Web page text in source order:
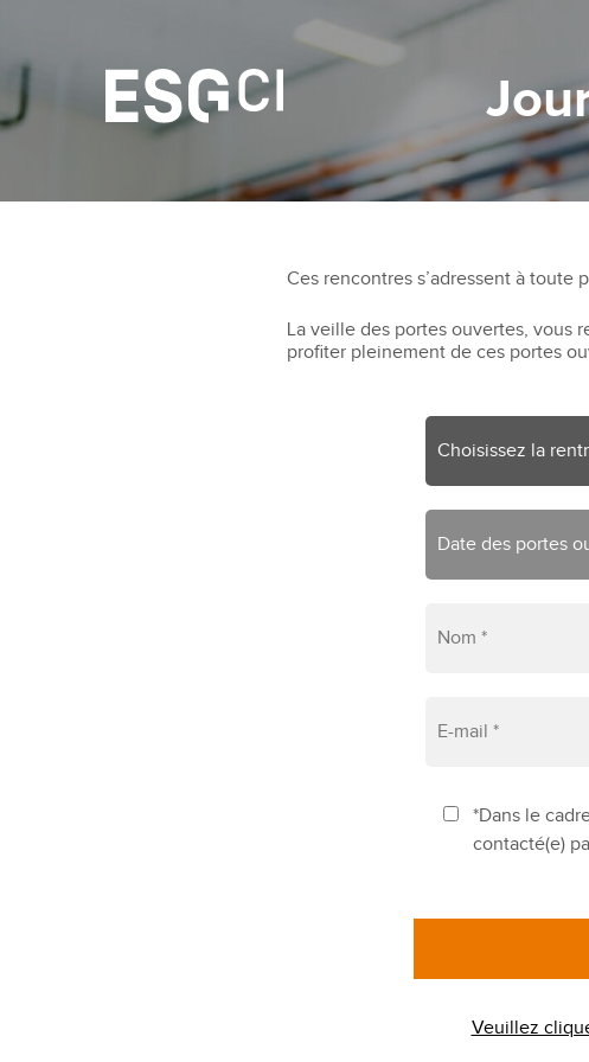
Ces rencontres s’adressent à
La veille des portes ouvertes, vous
profiter pleinement de ces portes
*Dans le
contacté(e)
Veuillez